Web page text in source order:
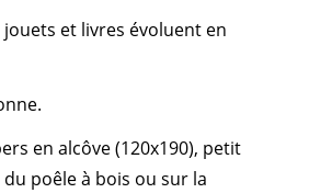
et livres évoluent en
en alcôve (120x190), petit
poêle à bois ou sur la